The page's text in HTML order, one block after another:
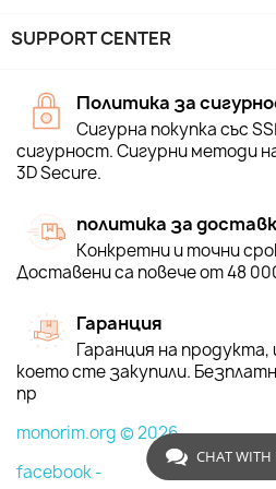
SUPPORT CENTER
Политика за
Сигурна покупка със
сигурност. Сигурни методи
3D Secure.
политика за
Конкретни и точни
Доставени са повече от 48
Гаранция
Гаранция на
което сте закупили.
пр
monorim.org © 2026
facebook -
CHAT WITH